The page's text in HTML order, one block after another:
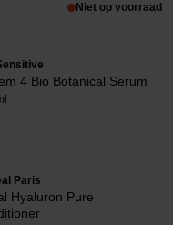
Niet op voorraad
4 Bio Botanical Serum
Paris
Hyaluron Pure